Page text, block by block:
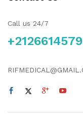
Call us 24/7